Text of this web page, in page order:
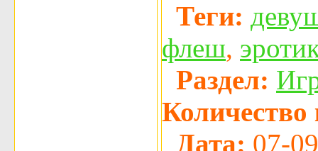
Теги:
флеш,
Раздел:
Количество
Дата: 07-